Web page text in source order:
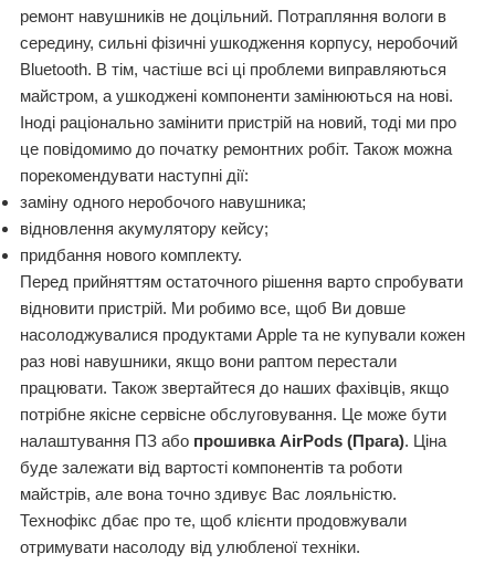
ремонт навушників не доцільний. Потрапляння вологи в
середину, сильні фізичні ушкодження корпусу, неробочий
Bluetooth. В тім, частіше всі ці проблеми виправляються
майстром, а ушкоджені компоненти замінюються на нові.
Іноді раціонально замінити пристрій на новий, тоді ми про
це повідомимо до початку ремонтних робіт. Також можна
порекомендувати наступні дії:
заміну одного неробочого навушника;
відновлення акумулятору кейсу;
придбання нового комплекту.
Перед прийняттям остаточного рішення варто спробувати
відновити пристрій. Ми робимо все, щоб Ви довше
насолоджувалися продуктами Apple та не купували кожен
раз нові навушники, якщо вони раптом перестали
працювати. Також звертайтеся до наших фахівців, якщо
потрібне якісне сервісне обслуговування. Це може бути
налаштування ПЗ або прошивка AirPods (Прага). Ціна
буде залежати від вартості компонентів та роботи
майстрів, але вона точно здивує Вас лояльністю.
Технофікс дбає про те, щоб клієнти продовжували
отримувати насолоду від улюбленої техніки.